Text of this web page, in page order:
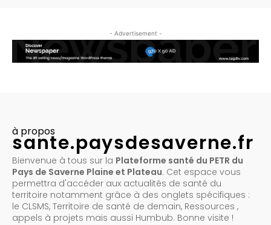
- Advertisement -
à propos
sante.paysdesaverne.fr
Bienvenue à tous sur la Plateforme santé du PETR du
Pays de Saverne Plaine et Plateau. Cet espace vous
permettra d'accéder aux actualités de santé du
territoire notamment grâce à des onglets spécifiques :
le CLSMS, Territoire de santé de demain, Ressources ,
appels à projets mais aussi Humbub. Bonne visite !